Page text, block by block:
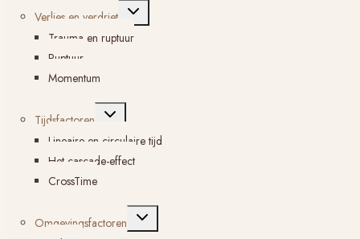
Verlies en verdriet
Toggle
Trauma en ruptuur
Ruptuur
Momentum
Tijdsfactoren
Toggle
submenu
Lineaire en circulaire tijd
Het cascade-effect
CrossTime
Omgevingsfactoren
Toggle